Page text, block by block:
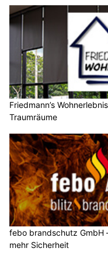
Friedmann’s
Traumräume
febo brandschutz GmbH
mehr Sicherheit